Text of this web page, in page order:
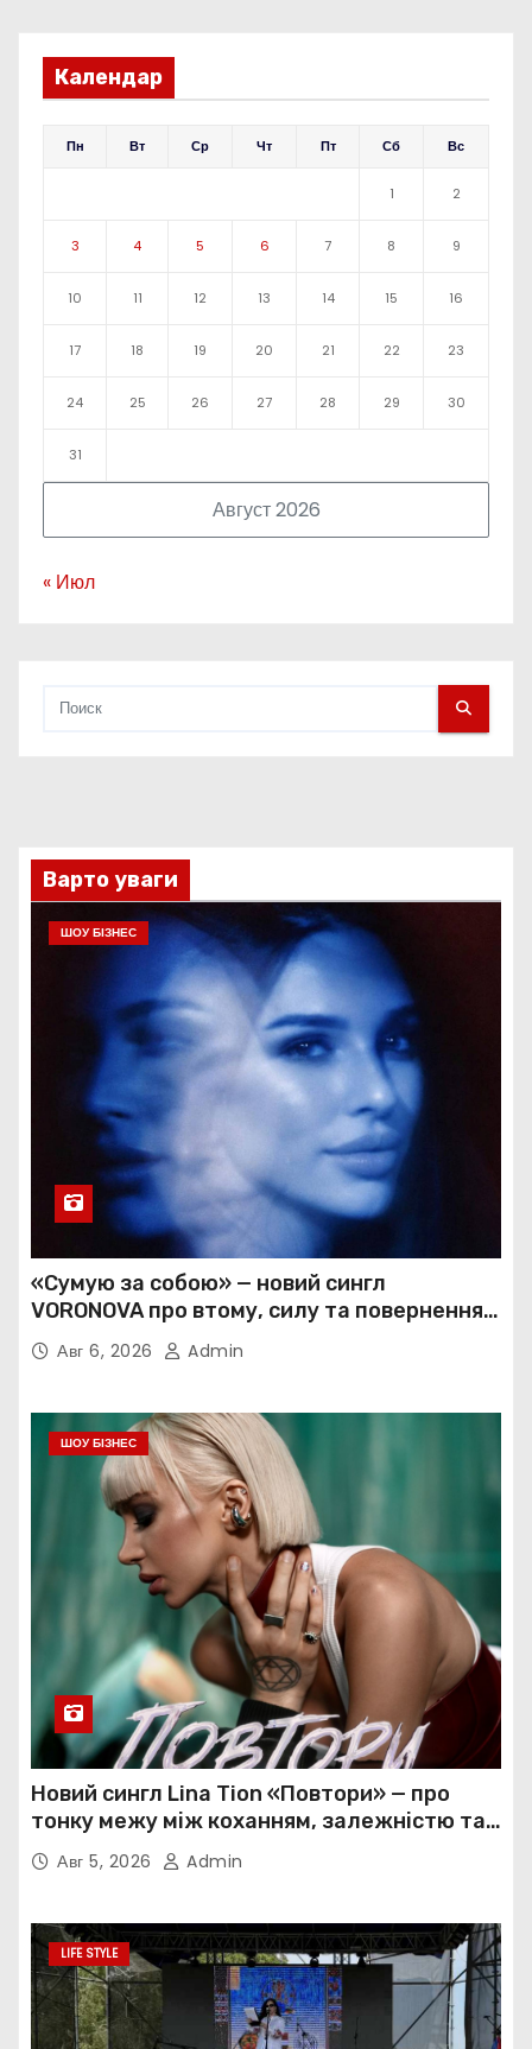
Календар
Август 2026
Пн Вт Ср Чт Пт Сб Вс
1 2
3 4 5 6 7 8 9
10 11 12 13 14 15 16
17 18 19 20 21 22 23
24 25 26 27 28 29 30
31
« Июл
Варто уваги
ШОУ БІЗНЕС
«Сумую за собою» — новий сингл
VORONOVA про втому, силу та повернення
до себе
Авг 6, 2026 Admin
ШОУ БІЗНЕС
Новий сингл Lina Tion «Повтори» — про
тонку межу між коханням, залежністю та
нав’язливою прив’язаністю
Авг 5, 2026 Admin
LIFE STYLE